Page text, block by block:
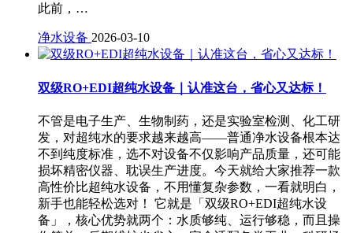
此前，…
净水设备 2026-03-10
双级RO+EDI超纯水设备｜认准这台，省心又达标！
不管是电子生产、生物制药，还是实验室检测、化工研
发，对超纯水的要求越来越高——普通净水设备根本达
不到纯度标准，选不对设备不仅影响产品质量，还可能
损坏精密仪器、耽误生产进度。今天就给大家推荐一款
高性价比超纯水设备，不用懂复杂参数，一看就明白，
新手也能轻松选对！ 它就是「双级RO+EDI超纯水设
备」，核心优势就两个：水质够纯、运行够稳，而且操